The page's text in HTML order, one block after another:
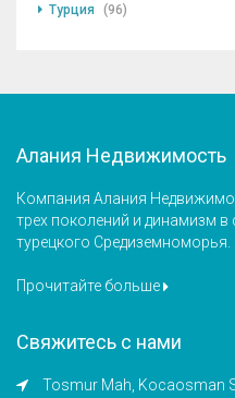
Турция
(96)
Алания Недвижимость
Компания Алания
трех поколений и динамизм в
турецкого Средиземноморья.
Прочитайте больше
Свяжитесь с нами
Tosmur Mah, Kocaosman